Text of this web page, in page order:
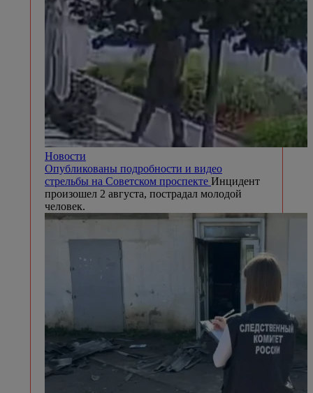
Новости
Опубликованы подробности и видео
стрельбы на Советском проспекте Инцидент
произошел 2 августа, пострадал молодой
человек.